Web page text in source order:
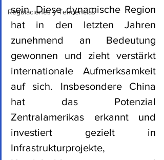
Regulaciones y Tendencias
sein. Diese dynamische Region
hat in den letzten Jahren
zunehmend an Bedeutung
gewonnen und zieht verstärkt
internationale Aufmerksamkeit
auf sich. Insbesondere China
hat das Potenzial
Zentralamerikas erkannt und
investiert gezielt in
Infrastrukturprojekte,